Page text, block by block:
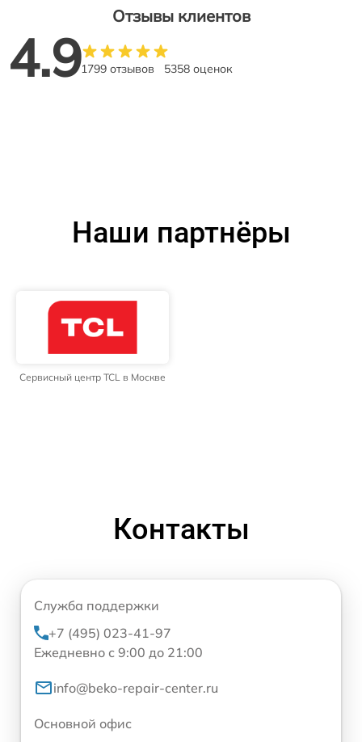
Отзывы клиентов
4.91799 отзывов 5358 оценок
Наши партнёры
Сервисный центр TCL в Москве
Контакты
Служба поддержки
+7 (495) 023-41-97
Ежедневно с 9:00 до 21:00
info@beko-repair-center.ru
Основной офис